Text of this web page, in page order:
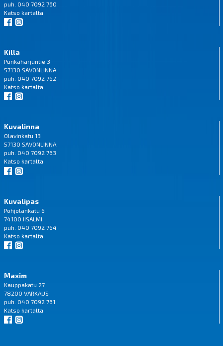
puh. 040 7092 760
Katso kartalta
Killa
Punkaharjuntie 3
57130 SAVONLINNA
puh. 040 7092 762
Katso kartalta
Kuvalinna
Olavinkatu 13
57130 SAVONLINNA
puh. 040 7092 763
Katso kartalta
Kuvalipas
Pohjolankatu 6
74100 IISALMI
puh. 040 7092 764
Katso kartalta
Maxim
Kauppakatu 27
78200 VARKAUS
puh. 040 7092 761
Katso kartalta